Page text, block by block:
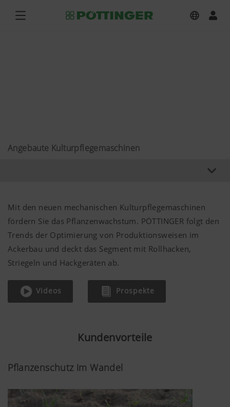
Angebaute Kulturpflegemaschinen
Mit den neuen mechanischen Kulturpflegemaschinen
fördern Sie das Pflanzenwachstum. PÖTTINGER folgt den
Trends der Optimierung von Produktionsweisen im
Ackerbau und deckt das Segment mit Rollhacken,
Striegeln und Hackgeräten ab.
Videos Prospekte
Kundenvorteile
Pflanzenschutz im Wandel